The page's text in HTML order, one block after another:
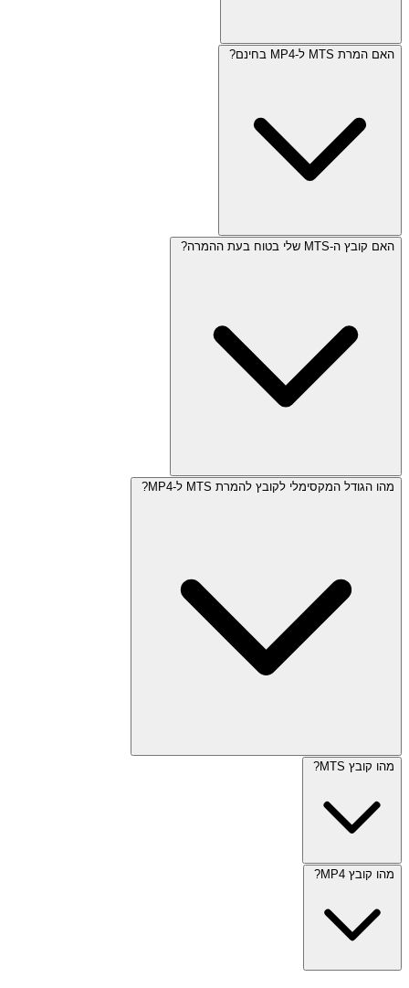
האם המרת MTS ל-MP4 בחינם?
האם קובץ ה-MTS שלי בטוח בעת ההמרה?
מהו הגודל המקסימלי לקובץ להמרת MTS ל-MP4?
מהו קובץ MTS?
מהו קובץ MP4?